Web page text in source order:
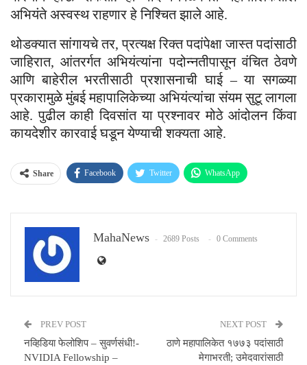
अभियंते अस्वस्थ राहणार हे निश्चित झाले आहे.
थोडक्यात सांगायचे तर, प्रत्यक्ष रिक्त पदांपेक्षा जास्त पदांसाठी
जाहिरात, आंतरर्गत अभियंत्यांना पदोन्नतीपासून वंचित ठेवणे
आणि बाहेरील भरतीसाठी प्रशासनाची घाई – या सगळ्या
प्रकारामुळे मुंबई महापालिकेच्या अभियंत्यांचा संयम सुटू लागला
आहे. पुढील काही दिवसांत या प्रश्नावर मोठे आंदोलन किंवा
कायदेशीर कारवाई घडून येण्याची शक्यता आहे.
Share Facebook Twitter WhatsApp
MahaNews 2689 Posts 0 Comments
PREV POST
नव्हिडिया फेलोशिप – सुवर्णसंधी!-
NVIDIA Fellowship –
NEXT POST
ठाणे महापालिकेत १७७३ पदांसाठी
मेगाभरती; उमेदवारांसाठी